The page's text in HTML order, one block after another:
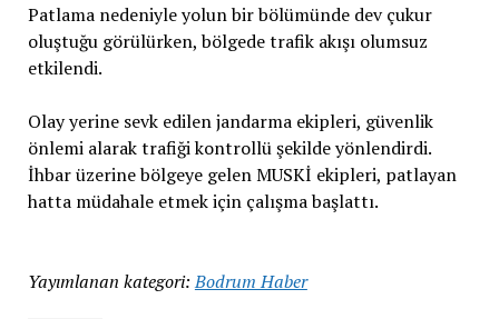
Patlama nedeniyle yolun bir bölümünde dev çukur
oluştuğu görülürken, bölgede trafik akışı olumsuz
etkilendi.
Olay yerine sevk edilen jandarma ekipleri, güvenlik
önlemi alarak trafiği kontrollü şekilde yönlendirdi.
İhbar üzerine bölgeye gelen MUSKİ ekipleri, patlayan
hatta müdahale etmek için çalışma başlattı.
Yayımlanan kategori: Bodrum Haber